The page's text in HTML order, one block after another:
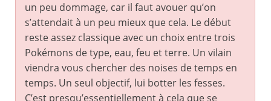
un peu dommage, car il faut avouer qu’on
s’attendait à un peu mieux que cela. Le début
reste assez classique avec un choix entre trois
Pokémons de type, eau, feu et terre. Un vilain
viendra vous chercher des noises de temps en
temps. Un seul objectif, lui botter les fesses.
C’est presqu’essentiellement à cela que se